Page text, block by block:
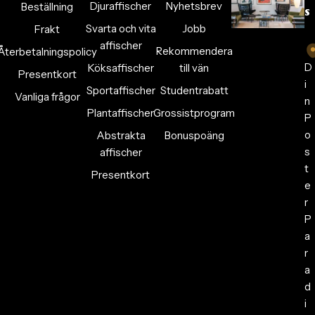
Beställning
Frakt
Presentkort
Vanliga frågor
Djuraffischer
Svarta och vita
affischer
Köksaffischer
Sportaffischer
Plantaffischer
Abstrakta
affischer
Presentkort
Nyhetsbrev
Jobb
Rekommendera
till vän
Studentrabatt
Grossistprogram
Bonuspoäng
s
D
i
n
P
o
s
t
e
r
P
a
r
a
d
i